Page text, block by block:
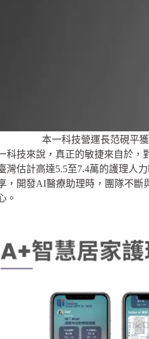
本一科技營運長范硯平
科技來說，真正的敏捷來自於
灣估計高達5.5至7.4萬的護理人
，開發AI醫療助理時，團隊不斷
。